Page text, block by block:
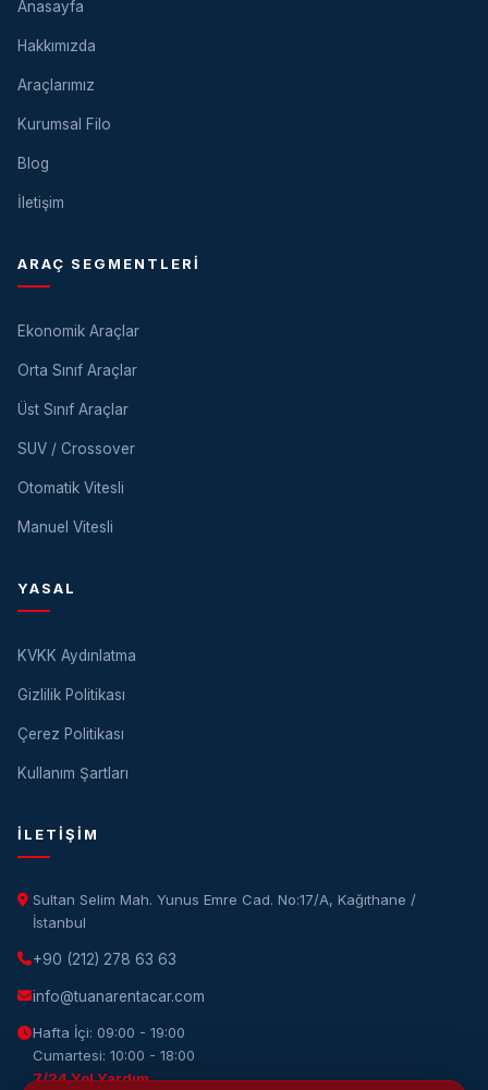
Anasayfa
Hakkımızda
Araçlarımız
Kurumsal Filo
Blog
İletişim
ARAÇ SEGMENTLERI
Ekonomik Araçlar
Orta Sınıf Araçlar
Üst Sınıf Araçlar
SUV / Crossover
Otomatik Vitesli
Manuel Vitesli
YASAL
KVKK Aydınlatma
Gizlilik Politikası
Çerez Politikası
Kullanım Şartları
İLETIŞIM
Sultan Selim Mah. Yunus Emre Cad. No:17/A, Kağıthane /
İstanbul
+90 (212) 278 63 63
info@tuanarentacar.com
Hafta İçi: 09:00 - 19:00
Cumartesi: 10:00 - 18:00
7/24 Yol Yardım